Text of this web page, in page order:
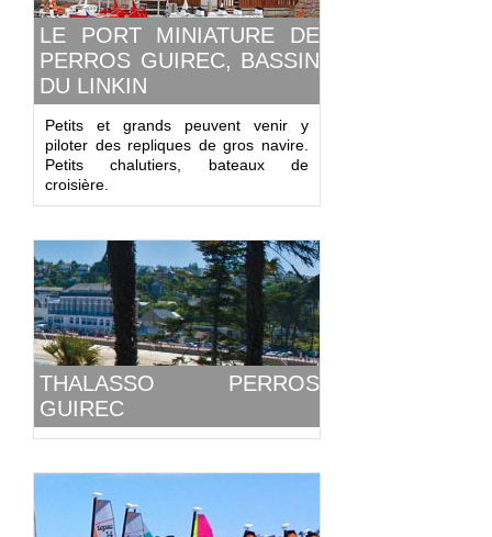
LE PORT MINIATURE DE
PERROS GUIREC, BASSIN
DU LINKIN
Petits et grands peuvent venir y
piloter des repliques de gros navire.
Petits chalutiers, bateaux de
croisière.
THALASSO PERROS
GUIREC